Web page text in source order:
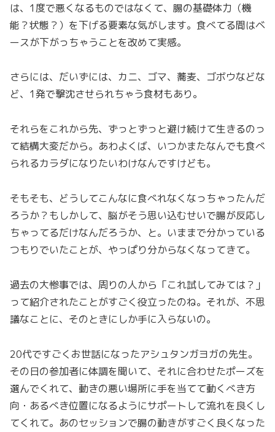
は、1度で悪くなるものではなくて、腸の基礎体力（機
能？状態？）を下げる要素な気がします。食べてる間はベ
ースが下がっちゃうことを改めて実感。
さらには、だいずには、カニ、ゴマ、蕎麦、ゴボウなどな
ど、1発で撃沈させられちゃう食材もあり。
それらをこれから先、ずっとずっと避け続けて生きるのっ
て結構大変だから。あわよくば、いつかまたなんでも食べ
られるカラダになりたいわけなんですけども。
そもそも、どうしてこんなに食べれなくなっちゃったんだ
ろうか？もしかして、脳がそう思い込むせいで腸が反応し
ちゃってるだけなんだろうか、と。いままで分かっている
つもりでいたことが、やっぱり分からなくなってきて。
過去の大惨事では、周りの人から「これ試してみては？」
って紹介されたことがすごく役立ったのね。それが、不思
議なことに、そのときにしか手に入らないの。
20代ですごくお世話になったアシュタンガヨガの先生。
その日の参加者に体調を聞いて、それに合わせたポーズを
選んでくれて、動きの悪い場所に手を当てて動くべき方
向・あるべき位置になるようにサポートして流れを良くし
てくれて。あのセッションで腸の動きがすごく良くなった